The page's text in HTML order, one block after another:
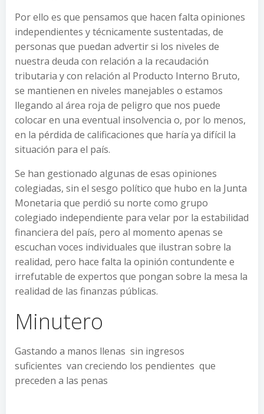
Por ello es que pensamos que hacen falta opiniones
independientes y técnicamente sustentadas, de
personas que puedan advertir si los niveles de
nuestra deuda con relación a la recaudación
tributaria y con relación al Producto Interno Bruto,
se mantienen en niveles manejables o estamos
llegando al área roja de peligro que nos puede
colocar en una eventual insolvencia o, por lo menos,
en la pérdida de calificaciones que haría ya difícil la
situación para el país.
Se han gestionado algunas de esas opiniones
colegiadas, sin el sesgo político que hubo en la Junta
Monetaria que perdió su norte como grupo
colegiado independiente para velar por la estabilidad
financiera del país, pero al momento apenas se
escuchan voces individuales que ilustran sobre la
realidad, pero hace falta la opinión contundente e
irrefutable de expertos que pongan sobre la mesa la
realidad de las finanzas públicas.
Minutero
Gastando a manos llenas sin ingresos
suficientes van creciendo los pendientes que
preceden a las penas